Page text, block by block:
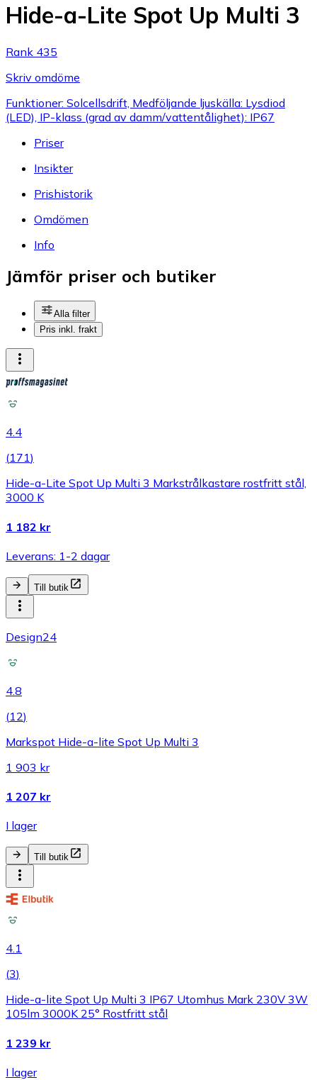
Hide-a-Lite Spot Up Multi 3
Rank 435
Skriv omdöme
Funktioner: Solcellsdrift, Medföljande ljuskälla: Lysdiod
(LED), IP-klass (grad av damm/vattentålighet): IP67
Priser
Insikter
Prishistorik
Omdömen
Info
Jämför priser och butiker
Alla filter
Pris inkl. frakt
4.4
(171)
Hide-a-Lite Spot Up Multi 3 Markstrålkastare rostfritt stål,
3000 K
1 182 kr
Leverans: 1-2 dagar
Till butik
Design24
4.8
(12)
Markspot Hide-a-lite Spot Up Multi 3
1 903 kr
1 207 kr
I lager
Till butik
4.1
(3)
Hide-a-lite Spot Up Multi 3 IP67 Utomhus Mark 230V 3W
105lm 3000K 25° Rostfritt stål
1 239 kr
I lager